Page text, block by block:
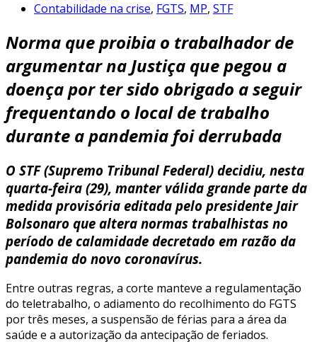
Contabilidade na crise, FGTS, MP, STF
Norma que proibia o trabalhador de
argumentar na Justiça que pegou a
doença por ter sido obrigado a seguir
frequentando o local de trabalho
durante a pandemia foi derrubada
O STF (Supremo Tribunal Federal) decidiu, nesta
quarta-feira (29), manter válida grande parte da
medida provisória editada pelo presidente Jair
Bolsonaro que altera normas trabalhistas no
período de calamidade decretado em razão da
pandemia do novo coronavírus.
Entre outras regras, a corte manteve a regulamentação
do teletrabalho, o adiamento do recolhimento do FGTS
por três meses, a suspensão de férias para a área da
saúde e a autorização da antecipação de feriados.